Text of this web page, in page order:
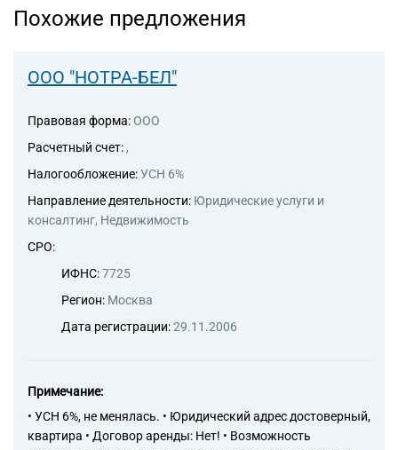
Похожие предложения
ООО "НОТРА-БЕЛ"
Правовая форма: ООО
Расчетный счет: ,
Налогообложение:УСН 6%
Направление деятельности: Юридические услуги и
консалтинг, Недвижимость
СРО:
ИФНС:7725
Регион: Москва
Дата регистрации:29.11.2006
Примечание:
• УСН 6%, не менялась. • Юридический адрес достоверный,
квартира • Договор аренды: Нет! • Возможность